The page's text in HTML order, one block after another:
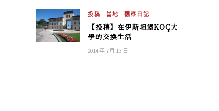
投稿 當地 觀察日記
【投稿】在伊斯坦堡KOÇ大
學的交換生活
2014 年 7 月 13 日